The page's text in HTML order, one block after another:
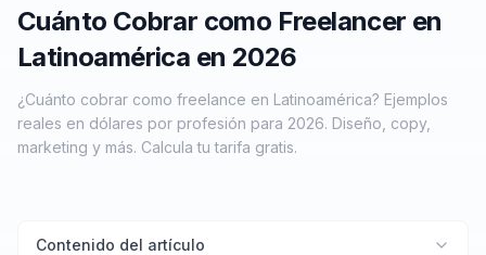
Nosotros
Contacto
Calculadora Freelance
Cuánto Cobrar como Freelancer en
Latinoamérica en 2026
¿Cuánto cobrar como freelance en Latinoamérica? Ejemplos
reales en dólares por profesión para 2026. Diseño, copy,
marketing y más. Calcula tu tarifa gratis.
Contenido del artículo